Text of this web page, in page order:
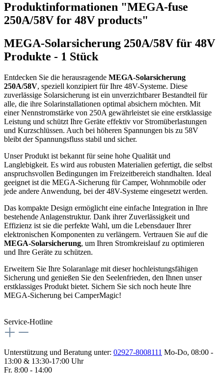
Produktinformationen "MEGA-fuse
250A/58V for 48V products"
MEGA-Solarsicherung 250A/58V für 48V
Produkte - 1 Stück
Entdecken Sie die herausragende MEGA-Solarsicherung
250A/58V, speziell konzipiert für Ihre 48V-Systeme. Diese
zuverlässige Solarsicherung ist ein unverzichtbarer Bestandteil für
alle, die ihre Solarinstallationen optimal absichern möchten. Mit
einer Nennstromstärke von 250A gewährleistet sie eine erstklassige
Leistung und schützt Ihre Geräte effektiv vor Stromüberlastungen
und Kurzschlüssen. Auch bei höheren Spannungen bis zu 58V
bleibt der Spannungsfluss stabil und sicher.
Unser Produkt ist bekannt für seine hohe Qualität und
Langlebigkeit. Es wird aus robusten Materialien gefertigt, die selbst
anspruchsvollen Bedingungen im Freizeitbereich standhalten. Ideal
geeignet ist die MEGA-Sicherung für Camper, Wohnmobile oder
jede andere Anwendung, bei der 48V-Systeme eingesetzt werden.
Das kompakte Design ermöglicht eine einfache Integration in Ihre
bestehende Anlagenstruktur. Dank ihrer Zuverlässigkeit und
Effizienz ist sie die perfekte Wahl, um die Lebensdauer Ihrer
elektronischen Komponenten zu verlängern. Vertrauen Sie auf die
MEGA-Solarsicherung, um Ihren Stromkreislauf zu optimieren
und Ihre Geräte zu schützen.
Erweitern Sie Ihre Solaranlage mit dieser hochleistungsfähigen
Sicherung und genießen Sie den Seelenfrieden, den Ihnen unser
erstklassiges Produkt bietet. Sichern Sie sich noch heute Ihre
MEGA-Sicherung bei CamperMagic!
Service-Hotline
Unterstützung und Beratung unter: 02927-8008111 Mo-Do, 08:00 -
13:00 & 13:30-17:00 Uhr
Fr. 8:00 - 14:00